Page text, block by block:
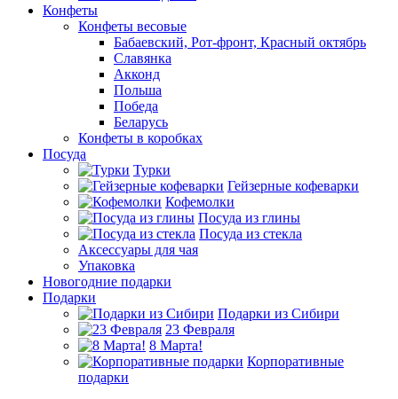
Конфеты
Конфеты весовые
Бабаевский, Рот-фронт, Красный октябрь
Славянка
Акконд
Польша
Победа
Беларусь
Конфеты в коробках
Посуда
Турки
Гейзерные кофеварки
Кофемолки
Посуда из глины
Посуда из стекла
Аксессуары для чая
Упаковка
Новогодние подарки
Подарки
Подарки из Сибири
23 Февраля
8 Марта!
Корпоративные
подарки